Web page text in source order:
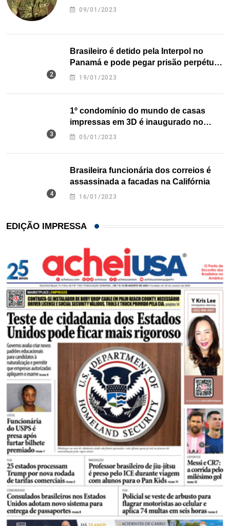
09/01/2023
Brasileiro é detido pela Interpol no
Panamá e pode pegar prisão perpétua
nos EUA
19/01/2023
1º condomínio do mundo de casas
impressas em 3D é inaugurado no
Texas
05/01/2023
Brasileira funcionária dos correios é
assassinada a facadas na Califórnia
16/01/2023
EDIÇÃO IMPRESSA